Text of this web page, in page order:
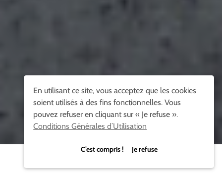
En utilisant ce site, vous acceptez que les cookies
soient utilisés à des fins fonctionnelles. Vous
pouvez refuser en cliquant sur « Je refuse ».
Conditions Générales d’Utilisation
C’est compris ! Je refuse